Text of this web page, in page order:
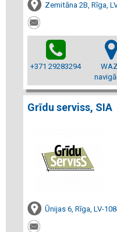
Zemitāna 2B, Rīga,
+371 29283294
Grīdu serviss, SIA
Ūnijas 6, Rīga, LV-